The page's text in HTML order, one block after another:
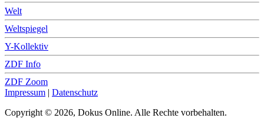
Welt
Weltspiegel
Y-Kollektiv
ZDF Info
ZDF Zoom
Impressum | Datenschutz
Copyright © 2026, Dokus Online. Alle Rechte vorbehalten.